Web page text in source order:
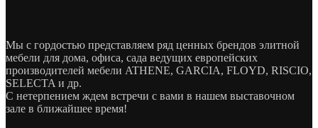
Мы с гордостью представляем ряд ценных брендов элитной
мебели для дома, офиса, сада ведущих европейских
производителей мебели ATHENE, GARCIA, FLOYD, RISCIO,
SELECTA и др.
С нетерпением ждем встречи с вами в нашем выставочном
зале в ближайшее время!